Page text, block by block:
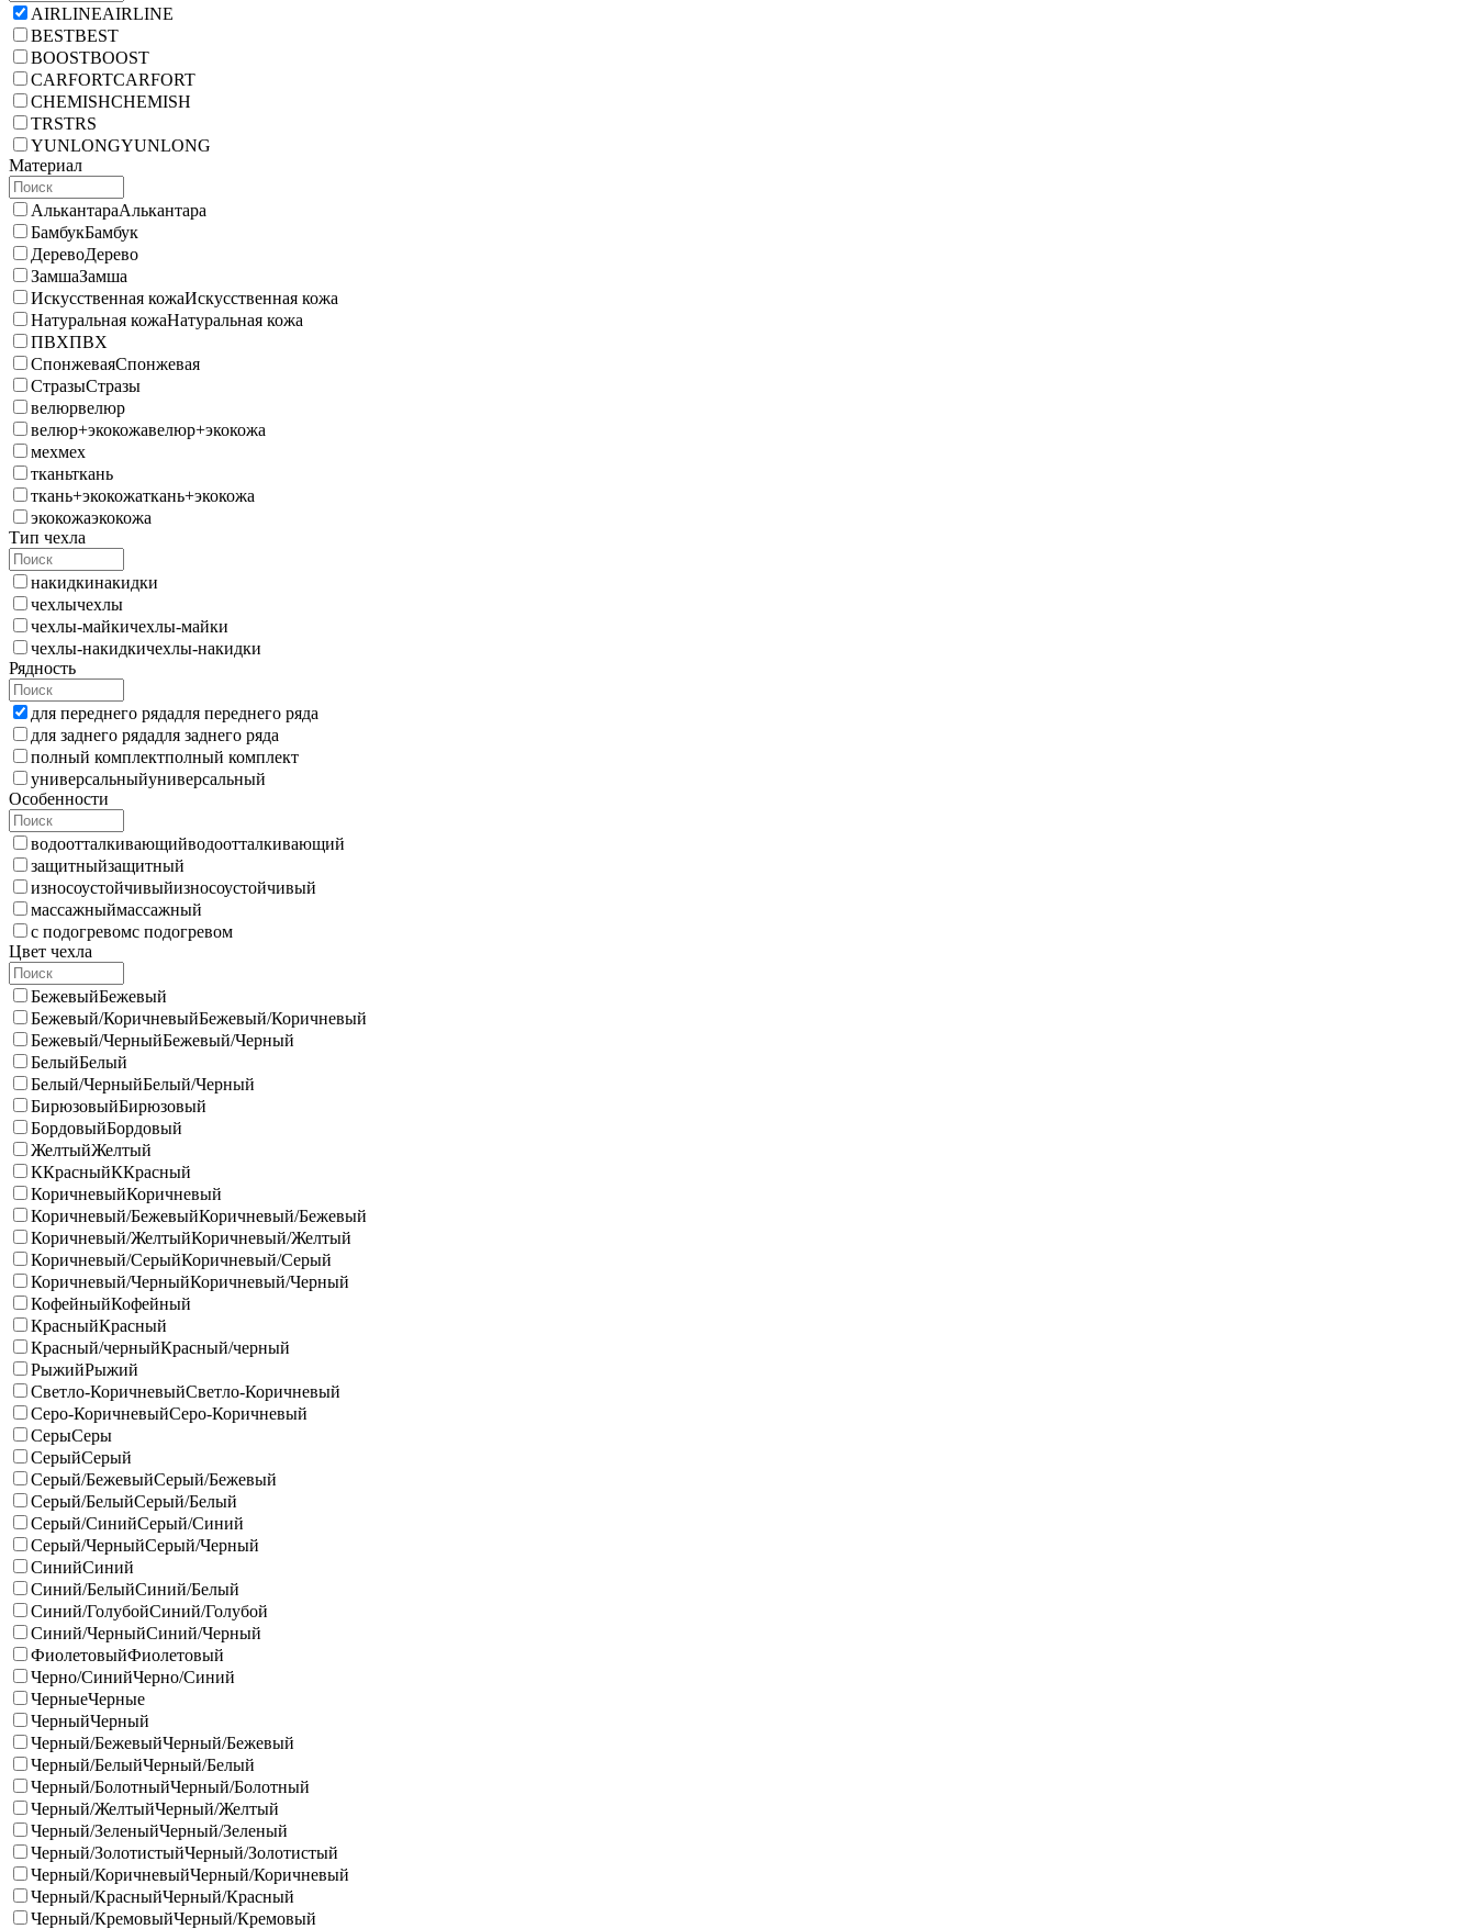
AIRLINEAIRLINE
BESTBEST
BOOSTBOOST
CARFORTCARFORT
CHEMISHCHEMISH
TRSTRS
YUNLONGYUNLONG
Материал
АлькантараАлькантара
БамбукБамбук
ДеревоДерево
ЗамшаЗамша
Искусственная кожаИскусственная кожа
Натуральная кожаНатуральная кожа
ПВХПВХ
СпонжеваяСпонжевая
СтразыСтразы
велюрвелюр
велюр+экокожавелюр+экокожа
мехмех
тканьткань
ткань+экокожаткань+экокожа
экокожаэкокожа
Тип чехла
накидкинакидки
чехлычехлы
чехлы-майкичехлы-майки
чехлы-накидкичехлы-накидки
Рядность
для переднего рядадля переднего ряда
для заднего рядадля заднего ряда
полный комплектполный комплект
универсальныйуниверсальный
Особенности
водоотталкивающийводоотталкивающий
защитныйзащитный
износоустойчивыйизносоустойчивый
массажныймассажный
с подогревомс подогревом
Цвет чехла
БежевыйБежевый
Бежевый/КоричневыйБежевый/Коричневый
Бежевый/ЧерныйБежевый/Черный
БелыйБелый
Белый/ЧерныйБелый/Черный
БирюзовыйБирюзовый
БордовыйБордовый
ЖелтыйЖелтый
ККрасныйККрасный
КоричневыйКоричневый
Коричневый/БежевыйКоричневый/Бежевый
Коричневый/ЖелтыйКоричневый/Желтый
Коричневый/СерыйКоричневый/Серый
Коричневый/ЧерныйКоричневый/Черный
КофейныйКофейный
КрасныйКрасный
Красный/черныйКрасный/черный
РыжийРыжий
Светло-КоричневыйСветло-Коричневый
Серо-КоричневыйСеро-Коричневый
СерыСеры
СерыйСерый
Серый/БежевыйСерый/Бежевый
Серый/БелыйСерый/Белый
Серый/СинийСерый/Синий
Серый/ЧерныйСерый/Черный
СинийСиний
Синий/БелыйСиний/Белый
Синий/ГолубойСиний/Голубой
Синий/ЧерныйСиний/Черный
ФиолетовыйФиолетовый
Черно/СинийЧерно/Синий
ЧерныеЧерные
ЧерныйЧерный
Черный/БежевыйЧерный/Бежевый
Черный/БелыйЧерный/Белый
Черный/БолотныйЧерный/Болотный
Черный/ЖелтыйЧерный/Желтый
Черный/ЗеленыйЧерный/Зеленый
Черный/ЗолотистыйЧерный/Золотистый
Черный/КоричневыйЧерный/Коричневый
Черный/КрасныйЧерный/Красный
Черный/КремовыйЧерный/Кремовый